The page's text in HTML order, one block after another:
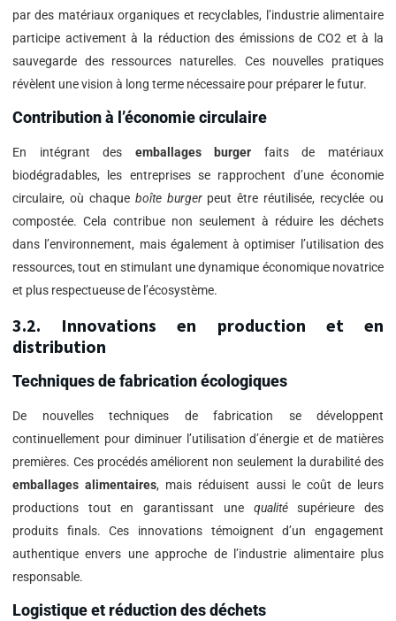
par des matériaux organiques et recyclables, l’industrie alimentaire
participe activement à la réduction des émissions de CO2 et à la
sauvegarde des ressources naturelles. Ces nouvelles pratiques
révèlent une vision à long terme nécessaire pour préparer le futur.
Contribution à l’économie circulaire
En intégrant des emballages burger faits de matériaux
biodégradables, les entreprises se rapprochent d’une économie
circulaire, où chaque boîte burgerpeut être réutilisée, recyclée ou
compostée. Cela contribue non seulement à réduire les déchets
dans l’environnement, mais également à optimiser l’utilisation des
ressources, tout en stimulant une dynamique économique novatrice
et plus respectueuse de l’écosystème.
3.2. Innovations en production et en
distribution
Techniques de fabrication écologiques
De nouvelles techniques de fabrication se développent
continuellement pour diminuer l’utilisation d’énergie et de matières
premières. Ces procédés améliorent non seulement la durabilité des
emballages alimentaires, mais réduisent aussi le coût de leurs
productions tout en garantissant une qualitésupérieure des
produits finals. Ces innovations témoignent d’un engagement
authentique envers une approche de l’industrie alimentaire plus
responsable.
Logistique et réduction des déchets